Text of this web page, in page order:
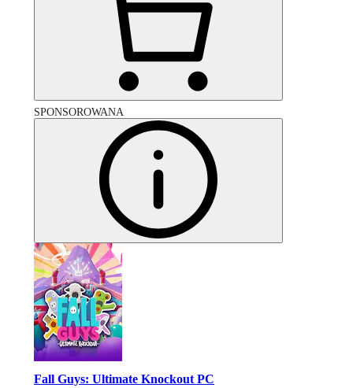
SPONSOROWANA
Fall Guys: Ultimate Knockout PC